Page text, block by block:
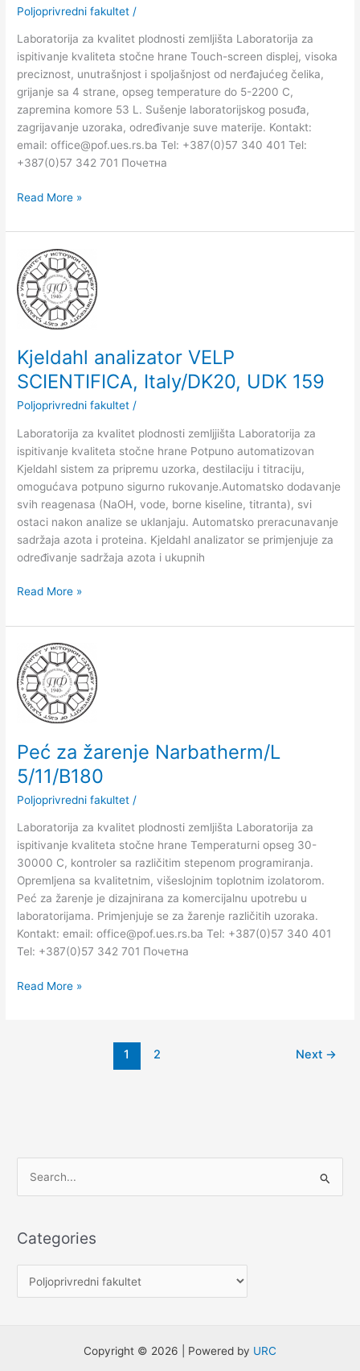
Poljoprivredni fakultet /
Laboratorija za kvalitet plodnosti zemljišta Laboratorija za
ispitivanje kvaliteta stočne hrane Touch-screen displej, visoka
preciznost, unutrašnjost i spoljašnjost od nerđajućeg čelika,
grijanje sa 4 strane, opseg temperature do 5-2200 C,
zapremina komore 53 L. Sušenje laboratorijskog posuđa,
zagrijavanje uzoraka, određivanje suve materije. Kontakt:
email: office@pof.ues.rs.ba Tel: +387(0)57 340 401 Tel:
+387(0)57 342 701 Почетна
Read More »
Kjeldahl analizator VELP
SCIENTIFICA, Italy/DK20, UDK 159
Poljoprivredni fakultet /
Laboratorija za kvalitet plodnosti zemljjišta Laboratorija za
ispitivanje kvaliteta stočne hrane Potpuno automatizovan
Kjeldahl sistem za pripremu uzorka, destilaciju i titraciju,
omogućava potpuno sigurno rukovanje.Automatsko dodavanje
svih reagenasa (NaOH, vode, borne kiseline, titranta), svi
ostaci nakon analize se uklanjaju. Automatsko preracunavanje
sadržaja azota i proteina. Kjeldahl analizator se primjenjuje za
određivanje sadržaja azota i ukupnih
Kjeldahl
analizator
VELP
SCIENTIFICA,
Italy/DK20,
159
Read More »
Peć za žarenje Narbatherm/L
5/11/B180
Poljoprivredni fakultet /
Laboratorija za kvalitet plodnosti zemljišta Laboratorija za
ispitivanje kvaliteta stočne hrane Temperaturni opseg 30-
30000 C, kontroler sa različitim stepenom programiranja.
Opremljena sa kvalitetnim, višeslojnim toplotnim izolatorom.
Peć za žarenje je dizajnirana za komercijalnu upotrebu u
laboratorijama. Primjenjuje se za žarenje različitih uzoraka.
Kontakt: email: office@pof.ues.rs.ba Tel: +387(0)57 340 401
Tel: +387(0)57 342 701 Почетна
Peć
za
žarenje
Narbatherm/L
5/11/B180
Read More »
1 2 Next →
r
c
Categories
Copyright © 2026 | Powered by URC